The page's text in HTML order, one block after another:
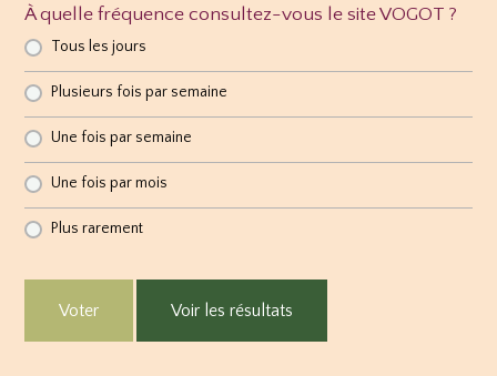
À quelle fréquence consultez-vous le site VOGOT ?
Tous les jours
Plusieurs fois par semaine
Une fois par semaine
Une fois par mois
Plus rarement
Voter Voir les résultats